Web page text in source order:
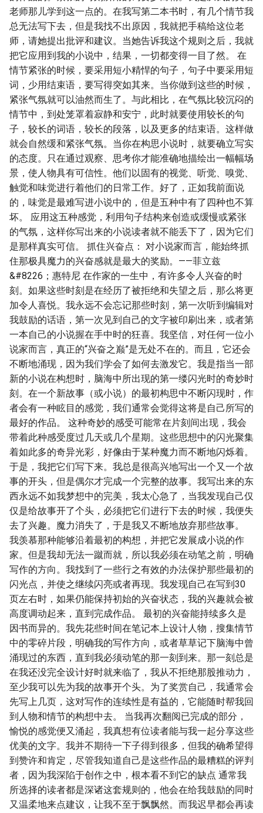
老师那儿学到这一点的。在我写第二本书时，有几个情节我
总无法写下去，但是我找不出原因，我就把手稿给这位老
师，请她提出批评和建议。当她告诉我这个规则之后，我就
把它应用到我的小说中，结果，一切都变得一目了然。 在
情节紧张的时候，要采用短小精悍的句子，句子中要采用短
词，少用结束语，要写得突如其来。当你做到这些的时候，
紧张气氛就可以油然而生了。与此相比，在气氛比较沉闷的
情节中，到处笼罩着寂静和安宁，此时就要使用较长的句
子，较长的词语，较长的段落，以及更多的结束语。这样做
就会自然缓和紧张气氛。当你在构思小说时，就要确立写实
的态度。只在通过观察、思考你才能准确地描绘出一幅幅场
景，使人物具有可信性。他们以固有的视觉、听觉、嗅觉、
触觉和味觉进行着他们的日常工作。好了，正如我前面说
的，味觉是最难写进小说中的，但是五种中有了四种也不算
坏。 应用这五种感觉，利用句子结构来创造或缓慢或紧张
的气氛，这样你写出来的小说读者就不能丢下了，因为它们
是那样真实可信。 抓住兴奋点： 对小说家而言，能始终抓
住那极具魔力的兴奋感就是最大的奖励。——菲立兹
&#8226；惠特尼 在作家的一生中，有许多令人兴奋的时
刻。如果这些时刻是在经历了被拒绝和失望之后，那么将更
加令人喜悦。我永远不会忘记那些时刻，第一次听到编辑对
我鼓励的话语，第一次见到自己的文字被印刷出来，或者第
一本自己的小说握在手中时的狂喜。我坚信，对任何一位小
说家而言，真正的“兴奋之巅”是无处不在的。而且，它还会
不断地涌现，因为我们学会了如何去激发它。我是指当一部
新的小说在构想时，脑海中所出现的第一缕闪光时的奇妙时
刻。在一个新故事（或小说）的最初构思中不断闪现时，作
者会有一种眩目的感觉，我们通常会觉得这将是自己所写的
最好的作品。 这种奇妙的感受可能常在片刻间出现，我会
带着此种感受度过几天或几个星期。这些思想中的闪光聚集
着如此多的奇异光彩，好像由于某种魔力而不断地闪烁着。
于是，我把它们写下来。我总是很高兴地写出一个又一个故
事的开头，但是偶尔才完成一个完整的故事。我写出来的东
西永远不如我梦想中的完美，我太心急了，当我发现自己仅
仅是给故事开了个头，必须把它们进行下去的时候，我便失
去了兴趣。魔力消失了，于是我又不断地放弃那些故事。
我羡慕那种能够沿着最初的构想，并把它发展成小说的作
家。但是我却无法一蹴而就，所以我必须在动笔之前，明确
写作的方向。我找到了一些行之有效的办法保护那些最初的
闪光点，并使之继续闪亮或者再现。我发现自己在写到30
页左右时，如果仍能保持初始的兴奋状态，我的兴趣就会被
高度调动起来，直到完成作品。 最初的兴奋能持续多久是
因书而异的。我先花些时间在笔记本上设计人物，搜集情节
中的零碎片段，明确我的写作方向，或者草草记下脑海中曾
涌现过的东西，直到我必须动笔的那一刻到来。那一刻总是
在我还没完全设计好时就来临了，我从不拒绝那股推动力，
至少我可以先为我的故事开个头。为了奖赏自己，我通常会
先写上几页，这对写作的连续性是有益的，它能随时帮我回
到人物和情节的构想中去。 当我再次翻阅已完成的部分，
愉悦的感觉便又涌起，我真想有位读者能与我一起分享这些
优美的文字。我并不期待一下子得到很多，但我的确希望得
到赞许和肯定，尽管我知道自己是这些作品的最糟糕的评判
者，因为我深陷于创作之中，根本看不到它的缺点 通常我
所选择的读者都是深诸这套规则的，他会在给我鼓励的同时
又温柔地来点建议，让我不至于飘飘然。而我迟早都会再读